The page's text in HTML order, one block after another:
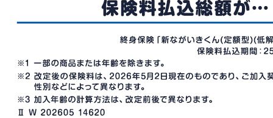
かんぽプラチナライフサービス
ご契約のしおり・約款（Web約款）
保険用語集
お問い合わせ
お問い合わせ
かんぽ生命のサステナビリティ
お客さまの声／お客さまサービス向上の取組み